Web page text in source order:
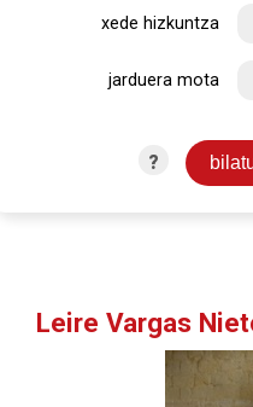
xede hizkuntza
jarduera mota
?
Leire Vargas